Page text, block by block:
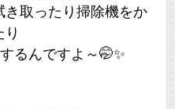
取ったり掃除機をか
り
るんですよ～🤭✨